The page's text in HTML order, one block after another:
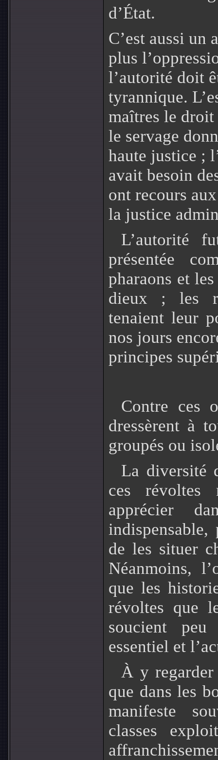
d’État.
C’est aussi un
plus
l’autorité doit
tyrannique.
maîtres le droit
le servage
haute justice ;
avait besoin
ont recours
la justice
L’autorité
présentée
pharaons et
dieux ; les
tenaient leur
nos jours
principes
Contre ces
dressèrent à
groupés ou
La diversité
ces
apprécier
de les situer
Néanmoins,
que les
révoltes que
soucient peu
essentiel et
À y
que dans les
manifeste
classes